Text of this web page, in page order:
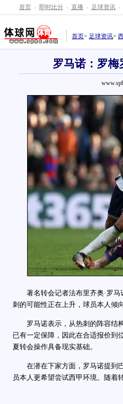
首页 - 即时比分 - 直播 - 足球资讯 -
首页> 足球资讯>
罗马诺：罗梅
著名转会记者法布里齐奥·罗马
刺的可能性正在上升，球员本人倾
罗马诺表示，从热刺的阵容结构
已有一定保障，因此在合适报价到
夏转会操作具备现实基础。
在潜在下家方面，罗马诺提到巴
员本人更希望尝试西甲环境。随着